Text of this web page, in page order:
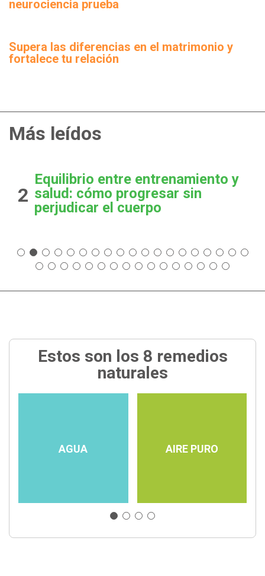
neurociencia prueba
Supera las diferencias en el matrimonio y
fortalece tu relación
Más leídos
2
Equilibrio entre entrenamiento y
salud: cómo progresar sin
perjudicar el cuerpo
Estos son los 8 remedios
naturales
AGUA AIRE PURO